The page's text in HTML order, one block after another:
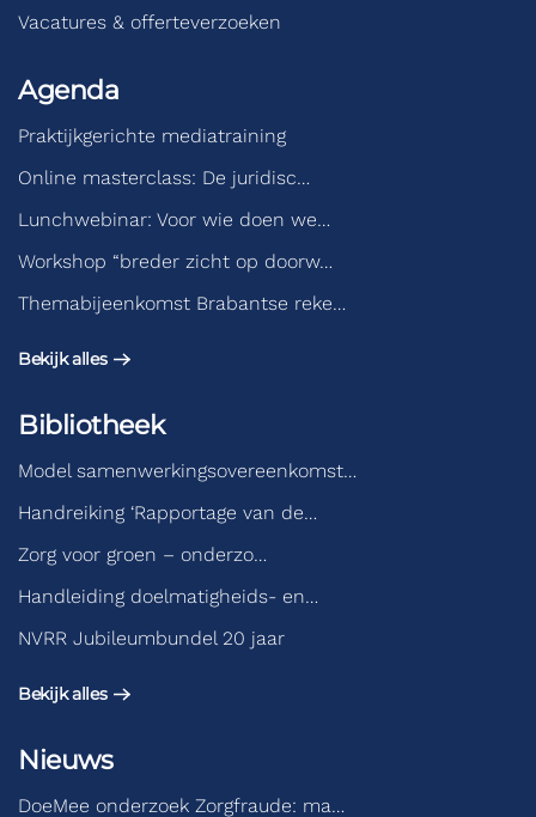
Vacatures & offerteverzoeken
Agenda
Praktijkgerichte mediatraining
Online masterclass: De juridisc…
Lunchwebinar: Voor wie doen we…
Workshop “breder zicht op doorw…
Themabijeenkomst Brabantse reke…
Bekijk alles
Bibliotheek
Model samenwerkingsovereenkomst…
Handreiking ‘Rapportage van de…
Zorg voor groen – onderzo…
Handleiding doelmatigheids- en…
NVRR Jubileumbundel 20 jaar
Bekijk alles
Nieuws
DoeMee onderzoek Zorgfraude: ma…